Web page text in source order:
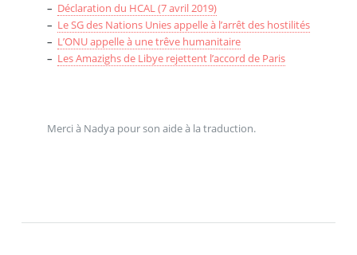
– Déclaration du HCAL (7 avril 2019)
– Le SG des Nations Unies appelle à l’arrêt des hostilités
– L’ONU appelle à une trêve humanitaire
– Les Amazighs de Libye rejettent l’accord de Paris
Merci à Nadya pour son aide à la traduction.